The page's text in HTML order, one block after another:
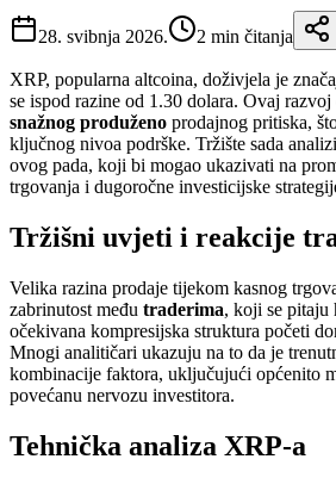
28. svibnja 2026. 2 min čitanja
XRP, popularna altcoina, doživjela je
se ispod razine od 1.30 dolara. Ovaj
snažnog produženo prodajnog pritiska,
ključnog nivoa podrške. Tržište sada
ovog pada, koji bi mogao ukazivati na
trgovanja i dugoročne investicijske
Tržišni uvjeti i reakcije
Velika razina prodaje tijekom kasnog
zabrinutost među traderima, koji se pitaju
očekivana kompresijska struktura početi
Mnogi analitičari ukazuju na to da je
kombinacije faktora, uključujući općenito
povećanu nervozu investitora.
Tehnička analiza XRP-a